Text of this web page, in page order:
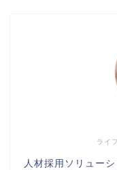
ライ
人材採用ソリュー